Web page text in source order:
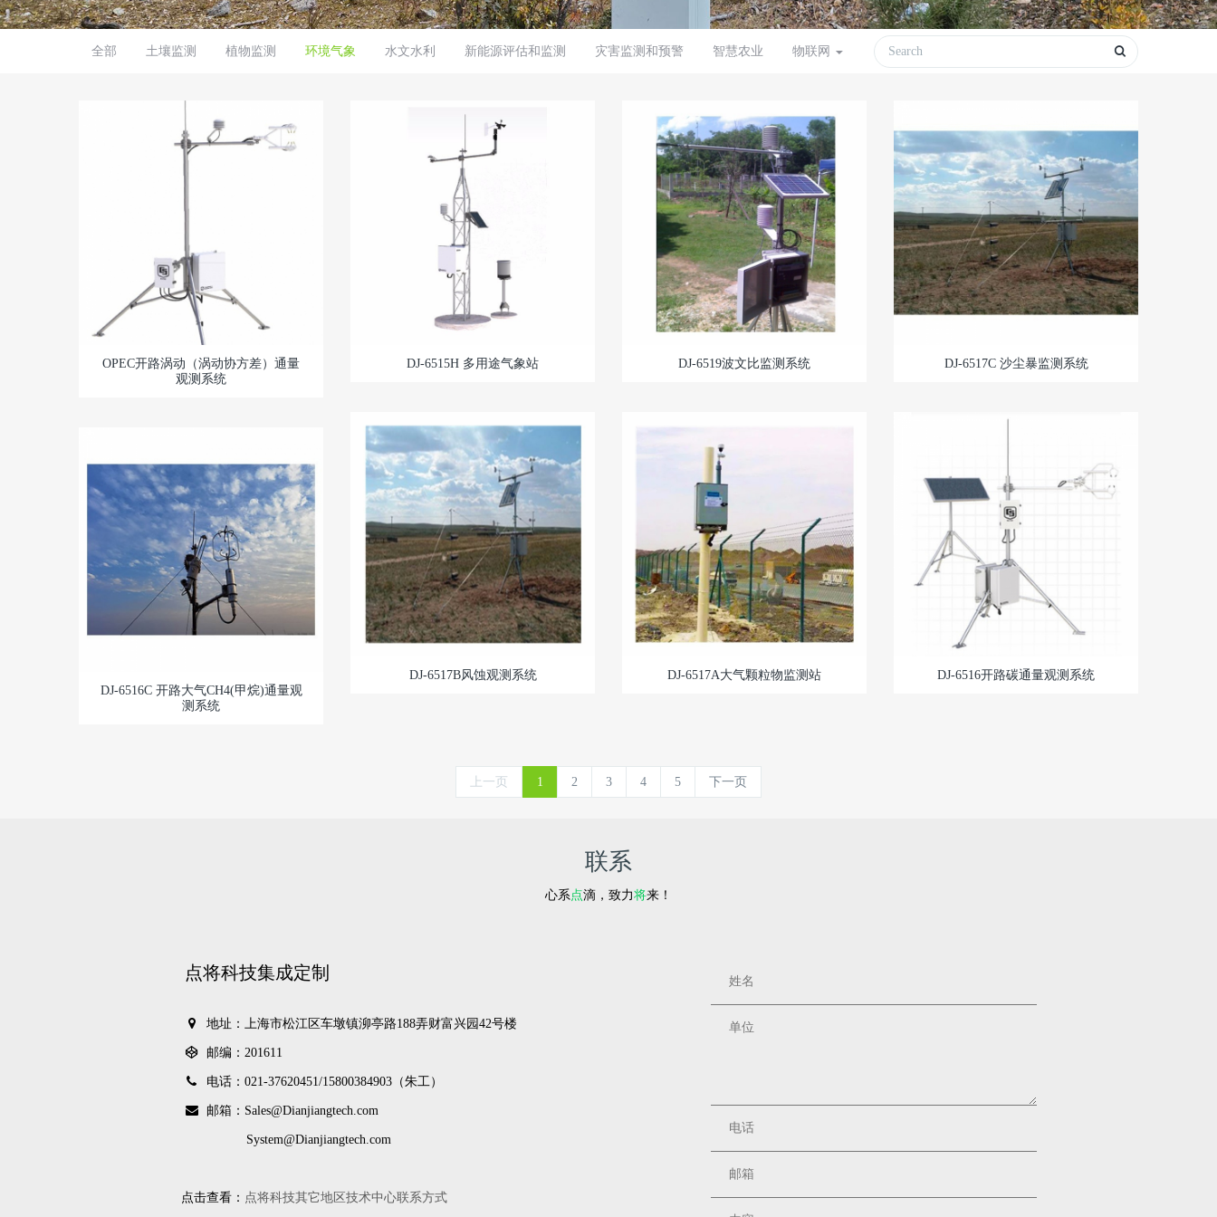
全部 土壤监测 植物监测 环境气象 水文水利 新能源评估和监测 灾害监测和预警 智慧农业 物联网
OPEC开路涡动（涡动协方差）通量
观测系统
DJ-6515H 多用途气象站 DJ-6519波文比监测系统 DJ-6517C 沙尘暴监测系统
DJ-6517B风蚀观测系统 DJ-6517A大气颗粒物监测站
DJ-6516开路碳通量观测系统
DJ-6516C 开路大气CH4(甲烷)通量观
测系统
上一页 1 2 3 4 5 下一页
联系
心系点滴，致力将来！
点将科技集成定制
地址：上海市松江区车墩镇泖亭路188弄财富兴园42号楼
邮编：201611
电话：021-37620451/15800384903（朱工）
邮箱：Sales@Dianjiangtech.com
System@Dianjiangtech.com
点击查看： 点将科技其它地区技术中心联系方式